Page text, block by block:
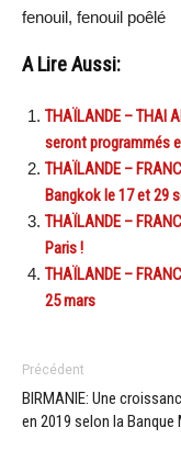
fenouil, fenouil poêlé
A Lire Aussi:
THAÏLANDE – THAI
seront programmés
THAÏLANDE –
Bangkok le 17 et 29
THAÏLANDE –
Paris !
THAÏLANDE –
25 mars
Précédent
BIRMANIE: Une
en 2019 selon la Banque